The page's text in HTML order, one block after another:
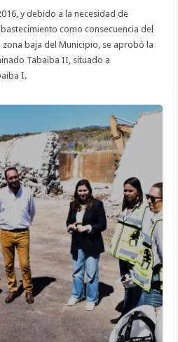
y debido a la necesidad de
como consecuencia del
baja del Municipio, se aprobó la
Tabaiba II, situado a
I.